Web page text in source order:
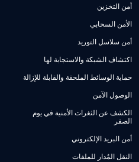
أمن التخزين
الأمن السحابي
أمن سلاسل التوريد
اكتشاف الشبكة والاستجابة لها
حماية الوسائط الملحقة والقابلة للإزالة
الوصول الآمن
الكشف عن الثغرات الأمنية في يوم
الصفر
أمن البريد الإلكتروني
النقل المُدار للملفات